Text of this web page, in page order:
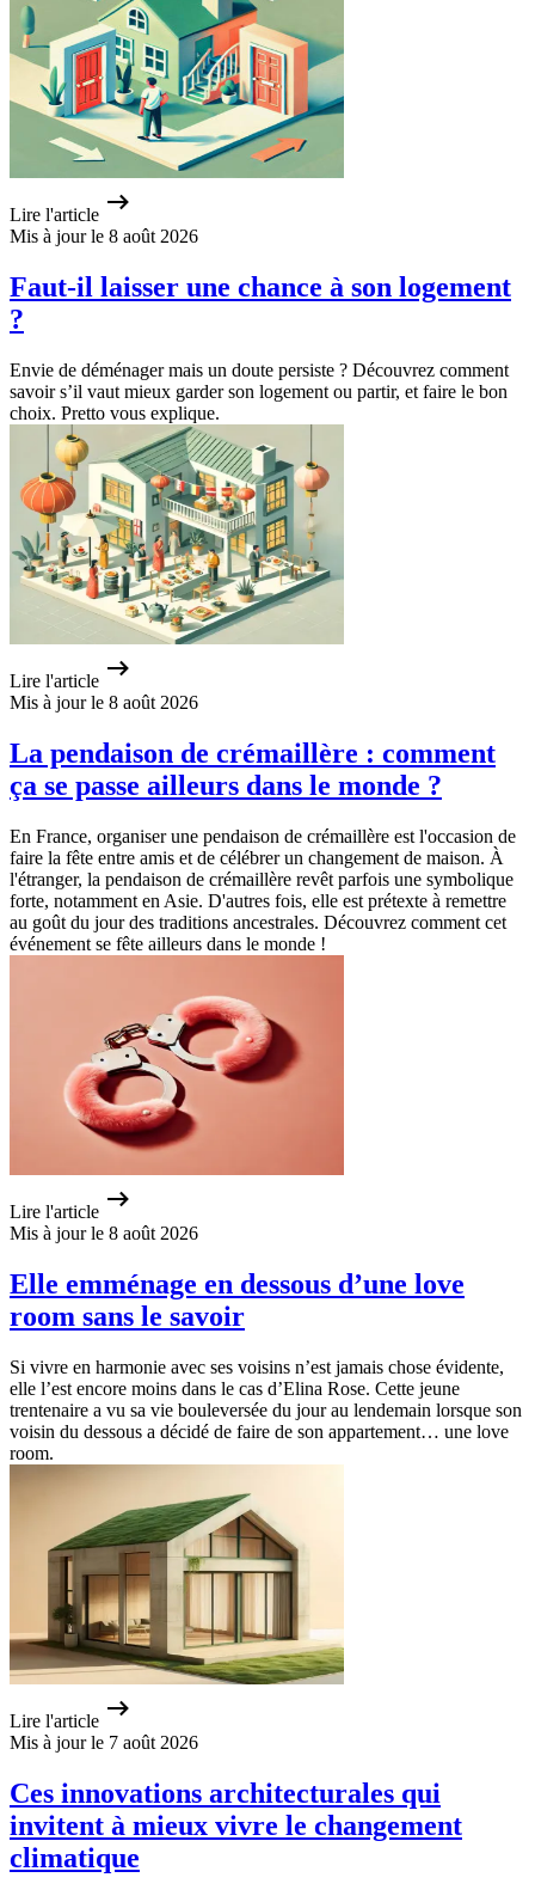
Lire l'article
Mis à jour le 8 août 2026
Faut-il laisser une chance à son logement
?
Envie de déménager mais un doute persiste ? Découvrez comment
savoir s’il vaut mieux garder son logement ou partir, et faire le bon
choix. Pretto vous explique.
Lire l'article
Mis à jour le 8 août 2026
La pendaison de crémaillère : comment
ça se passe ailleurs dans le monde ?
En France, organiser une pendaison de crémaillère est l'occasion de
faire la fête entre amis et de célébrer un changement de maison. À
l'étranger, la pendaison de crémaillère revêt parfois une symbolique
forte, notamment en Asie. D'autres fois, elle est prétexte à remettre
au goût du jour des traditions ancestrales. Découvrez comment cet
événement se fête ailleurs dans le monde !
Lire l'article
Mis à jour le 8 août 2026
Elle emménage en dessous d’une love
room sans le savoir
Si vivre en harmonie avec ses voisins n’est jamais chose évidente,
elle l’est encore moins dans le cas d’Elina Rose. Cette jeune
trentenaire a vu sa vie bouleversée du jour au lendemain lorsque son
voisin du dessous a décidé de faire de son appartement… une love
room.
Lire l'article
Mis à jour le 7 août 2026
Ces innovations architecturales qui
invitent à mieux vivre le changement
climatique